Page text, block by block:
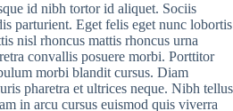
id nibh tortor id aliquet. Sociis
parturient. Eget felis eget nunc lobortis
nisl rhoncus mattis rhoncus urna
convallis posuere morbi. Porttitor
morbi blandit cursus. Diam
pharetra et ultrices neque. Nibh tellus
in arcu cursus euismod quis viverra